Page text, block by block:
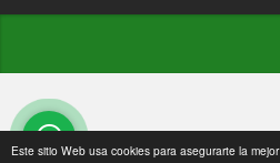
Este sitio Web usa cookies para asegurarte la mejor